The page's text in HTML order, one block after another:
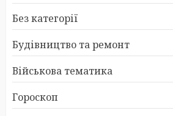
Без категорії
Будівництво та ремонт
Військова тематика
Гороскоп